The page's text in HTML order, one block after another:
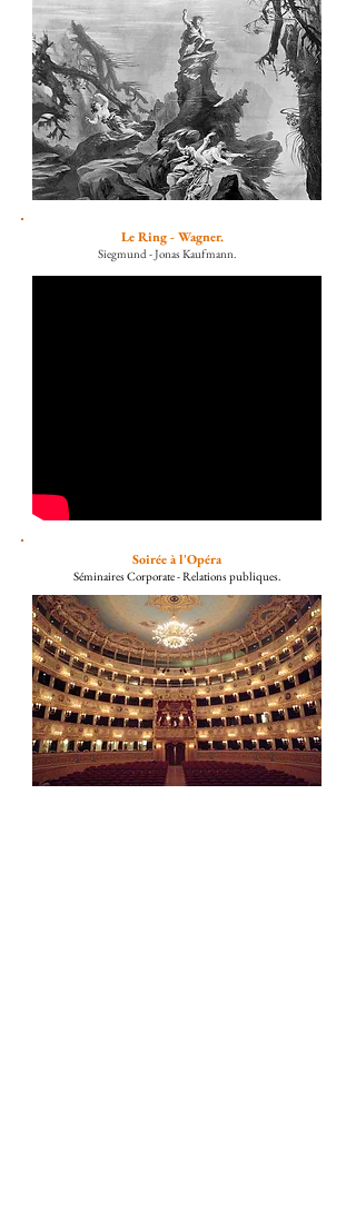
Le Ring - Wagner.
Siegmund - Jonas Kaufmann.
Soirée à l'Opéra
Séminaires Corporate - Relations publiques.